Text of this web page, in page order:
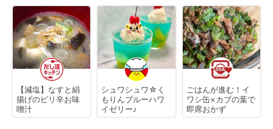
【減塩】なすと絹
揚げのピリ辛お味
噌汁
シュワシュワ☆く
もりんブルーハワ
イゼリー♪
ごはんが進む！イ
ワシ缶×カブの葉で
即席おかず